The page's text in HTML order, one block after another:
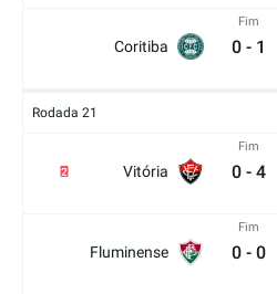
Coritiba
Fim
0 - 1
Rodada 21
Vitória
2
Fim
0 - 4
Fluminense
Fim
0 - 0